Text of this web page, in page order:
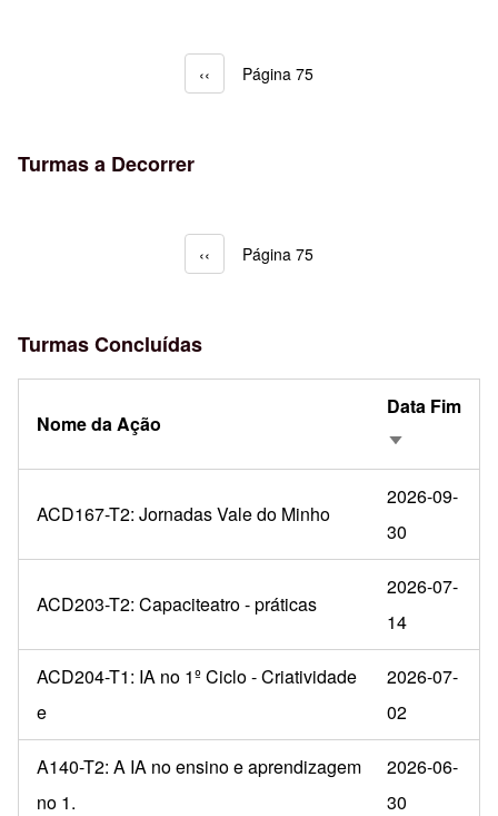
Paginação
Página anterior
‹‹ Página 75
Turmas a Decorrer
Paginação
Página anterior
‹‹ Página 75
Turmas Concluídas
Nome da Ação
Data Fim
Ordenação
ACD167-T2: Jornadas Vale do Minho
2026-09-
30
ACD203-T2: Capaciteatro - práticas
2026-07-
14
ACD204-T1: IA no 1º Ciclo - Criatividade
e
2026-07-
02
A140-T2: A IA no ensino e aprendizagem
no 1.
2026-06-
30